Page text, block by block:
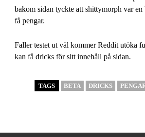
bakom sidan tyckte att shittymorph var
få pengar.
Faller testet ut väl kommer Reddit utöka
kan få dricks för sitt innehåll på sidan.
TAGS BETA DRICKS